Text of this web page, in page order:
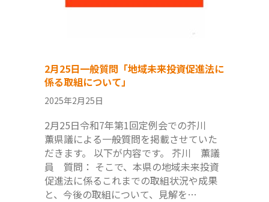
2月25日一般質問「地域未来投資促進法に
係る取組について」
2025年2月25日
2月25日令和7年第1回定例会での芥川
薫県議による一般質問を掲載させていた
だきます。 以下が内容です。 芥川 薫議
員 質問： そこで、本県の地域未来投資
促進法に係るこれまでの取組状況や成果
と、今後の取組について、見解を…